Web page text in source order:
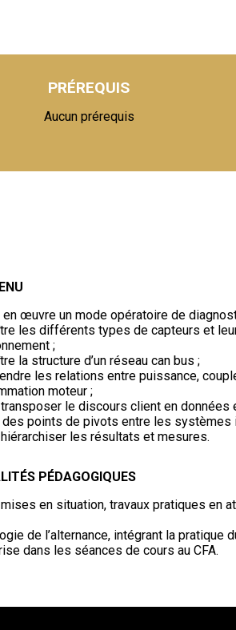
PRÉREQUIS
Aucun prérequis
œuvre un mode opératoire de
les différents types de capteurs et
;
la structure d’un réseau can bus ;
les relations entre puissance,
moteur ;
le discours client en données
des points de pivots entre les systèmes
les résultats et mesures.
PÉDAGOGIQUES
en situation, travaux pratiques en
de l’alternance, intégrant la pratique
dans les séances de cours au CFA.